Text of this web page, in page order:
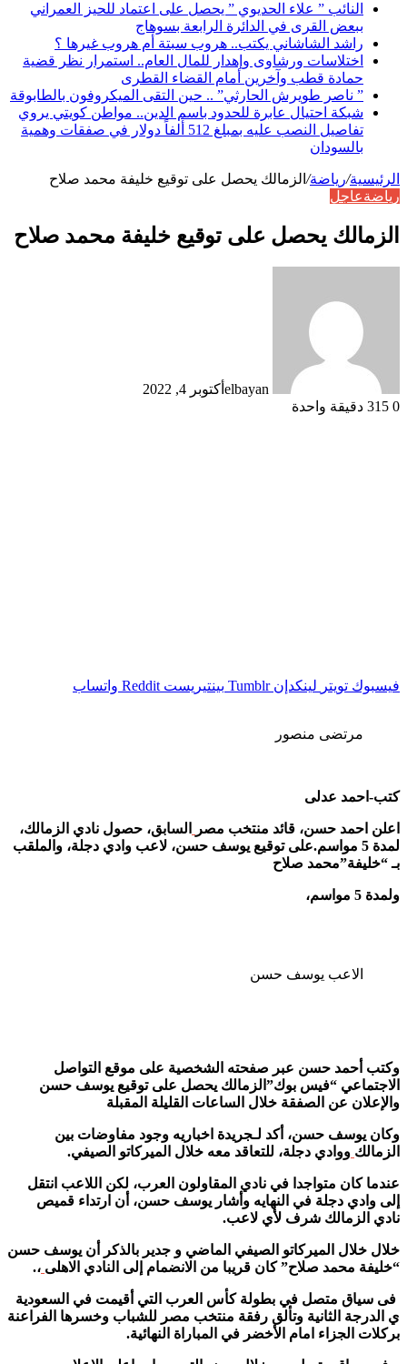
النائب ” علاء الحديوي ” يحصل على اعتماد للحيز العمراني
ببعض القرى في الدائرة الرابعة بسوهاج
راشد الشاشاني يكتب.. هروب سبتة أم هروب غيرها ؟
اختلاسات ورشاوى وإهدار للمال العام.. استمرار نظر قضية
حمادة قطب وآخرين أمام القضاء القطرى
” ناصر طويرش الحارثي” .. حين التقى الميكروفون بالطابوقة
شبكة احتيال عابرة للحدود باسم الدين.. مواطن كويتي يروي
تفاصيل النصب عليه بمبلغ 512 ألفاً دولار في صفقات وهمية
بالسودان
الرئيسية/رياضة/ الزمالك يحصل على توقيع خليفة محمد صلاح
رياضةعاجل
الزمالك يحصل على توقيع خليفة محمد صلاح
elbayan أكتوبر 4, 2022
0
دقيقة واحدة
فيسبوك تويتر لينكدإن بينتيريست واتساب
مرتضى منصور
كتب-احمد عدلى
اعلن احمد حسن، قائد منتخب مصر
السابق، حصول نادي الزمالك،
لمدة 5 مواسم.على توقيع يوسف حسن، لاعب وادي دجلة، والملقب
بـ “خليفة”محمد صلاح
ولمدة 5 مواسم،
الاعب يوسف حسن
وكتب أحمد حسن عبر صفحته الشخصية على موقع التواصل
الاجتماعي “فيس بوك”الزمالك يحصل على توقيع يوسف حسن
والإعلان عن الصفقة خلال الساعات القليلة المقبلة
وكان يوسف حسن، أكد لـجريدة اخباريه وجود مفاوضات بين
الزمالك ووادي دجلة، للتعاقد معه خلال الميركاتو الصيفي.
عندما كان متواجدا في نادي المقاولون العرب، لكن اللاعب انتقل
إلى وادي دجلة في النهايه وأشار يوسف حسن، أن ارتداء قميص
نادي الزمالك شرف لأي لاعب.
خلال خلال الميركاتو الصيفي الماضي و جدير بالذكر أن يوسف حسن
“خليفة محمد صلاح” كان قريبا من الانضمام إلى النادي الاهلى ،.
فى سياق متصل في بطولة كأس العرب التي أقيمت في السعودية
ي الدرجة الثانية وتألق رفقة منتخب مصر للشباب وخسرها الفراعنة
بركلات الجزاء امام الأخضر في المباراة النهائية.